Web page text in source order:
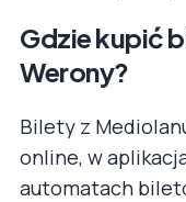
Gdzie kupić
Werony?
Bilety z
online, w
automatach